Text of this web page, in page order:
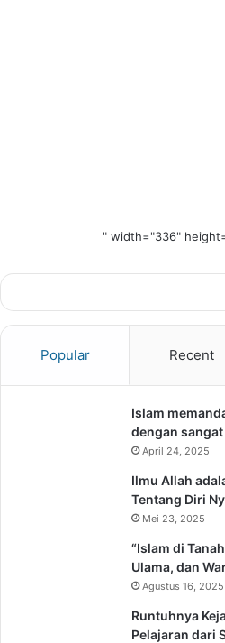
" width="336"
Popular Recent
Islam
dengan
April 24, 2025
Ilmu Allah
Tentang Diri
Mei 23, 2025
“Islam di
Ulama, dan
Agustus 16, 2025
Runtuhnya
Pelajaran dari